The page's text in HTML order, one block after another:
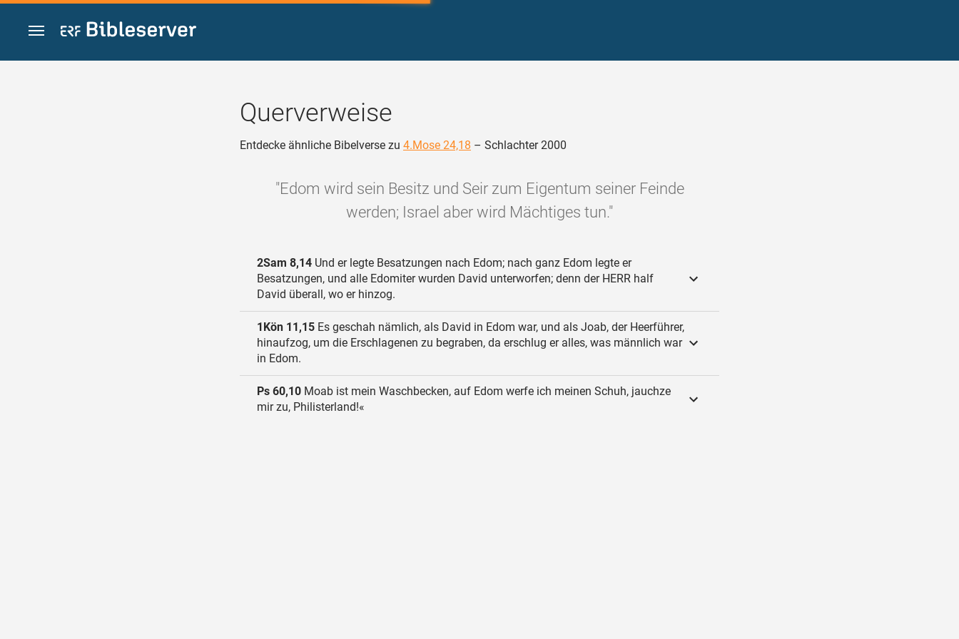
Zum Inhalt springen
Querverweise
Entdecke ähnliche Bibelverse zu 4.Mose 24,18 – Schlachter 2000
"Edom wird sein Besitz und Seir zum Eigentum seiner Feinde
werden; Israel aber wird Mächtiges tun."
2Sam 8,14 Und er legte Besatzungen nach Edom; nach ganz Edom legte er
Besatzungen, und alle Edomiter wurden David unterworfen; denn der HERR half
David überall, wo er hinzog.
1Kön 11,15 Es geschah nämlich, als David in Edom war, und als Joab, der Heerführer,
hinaufzog, um die Erschlagenen zu begraben, da erschlug er alles, was männlich war
in Edom.
Ps 60,10 Moab ist mein Waschbecken, auf Edom werfe ich meinen Schuh, jauchze
mir zu, Philisterland!«